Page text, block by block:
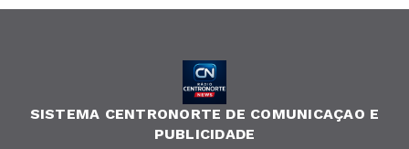
SISTEMA CENTRONORTE DE COMUNICAÇAO E
PUBLICIDADE